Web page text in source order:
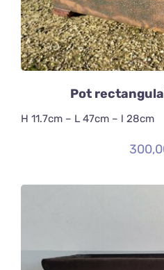
Pot
H 11.7cm – L 47cm – l 28cm